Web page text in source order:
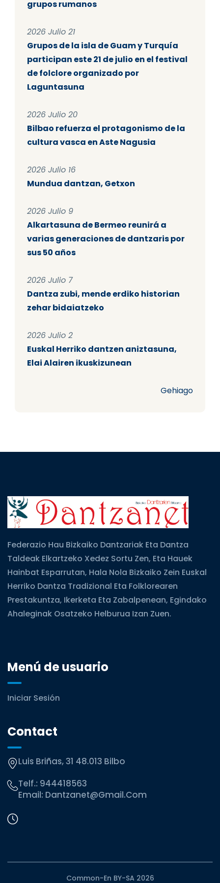
grupos rumanos
2026 Julio 21
Grupos de la isla de Guam y Turquía
participan este 21 de julio en el festival
de folclore organizado por
Laguntasuna
2026 Julio 20
Bilbao refuerza el protagonismo de la
cultura vasca en Aste Nagusia
2026 Julio 16
Mundua dantzan, Getxon
2026 Julio 9
Alkartasuna de Bermeo reunirá a
varias generaciones de dantzaris por
sus 50 años
2026 Julio 7
Dantza zubi, mende erdiko historian
zehar bidaiatzeko
2026 Julio 2
Euskal Herriko dantzen aniztasuna,
Elai Alairen ikuskizunean
Gehiago
Federazio Hau Bizkaiko Dantzariak Eta Dantza
Taldeak Elkartzeko Xedez Sortu Zen, Eta Hauek
Hainbat Esparrutan, Hala Nola Bizkaiko Zein Euskal
Herriko Dantza Tradizional Eta Folklorearen
Prestakuntza, Ikerketa Eta Zabalpenean, Egindako
Ahaleginak Osatzeko Helburua Izan Zuen.
Menú de usuario
Iniciar Sesión
Contact
Luis Briñas, 31 48.013 Bilbo
Telf.: 944418563
Email: Dantzanet@gmail.com
Common-En BY-SA 2026